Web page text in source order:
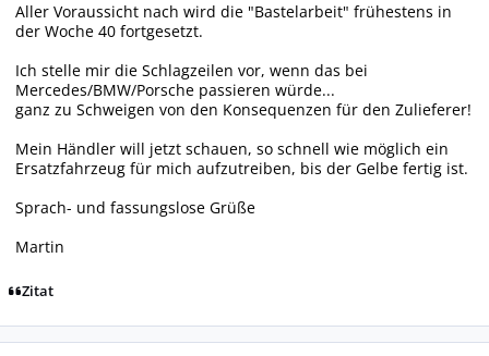
Aller Voraussicht nach wird die "Bastelarbeit" frühestens in
der Woche 40 fortgesetzt.
Ich stelle mir die Schlagzeilen vor, wenn das bei
Mercedes/BMW/Porsche passieren würde...
ganz zu Schweigen von den Konsequenzen für den Zulieferer!
Mein Händler will jetzt schauen, so schnell wie möglich ein
Ersatzfahrzeug für mich aufzutreiben, bis der Gelbe fertig ist.
Sprach- und fassungslose Grüße
Martin
Zitat